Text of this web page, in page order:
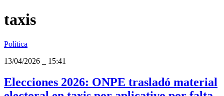
taxis
Política
13/04/2026
15:41
Elecciones 2026: ONPE trasladó material